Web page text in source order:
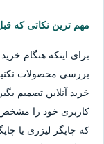
مهم ترین نکاتی که
برای اینکه هنگام
بررسی محصولات
خرید آنلاین تصمیم
کاربری خود را مشخص
که چاپگر لیزری یا